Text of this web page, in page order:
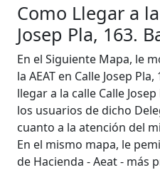
Como Llegar a
Josep Pla, 163.
En el Siguiente Mapa, le
la AEAT en Calle Josep
llegar a la calle Calle
los usuarios de dicho
cuanto a la atención del
En el mismo mapa, le
de Hacienda - Aeat - más